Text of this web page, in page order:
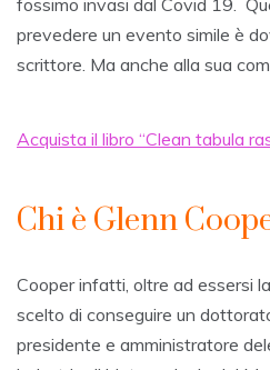
prevedere un evento simile è
scrittore. Ma anche alla sua
Acquista il libro “Clean tabula
Chi è Glenn
Cooper infatti, oltre ad essersi
scelto di conseguire un
presidente e amministratore